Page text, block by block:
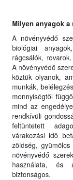
Milyen anyagok
A növényvédő
biológiai
rágcsálók,
A növényvédő
köztük olyanok,
munkák,
mennyiségtől
mind az
rendkívüli
feltüntetett
várakozási idő
zöldség,
növényvédő
használata, és
biztonságos.